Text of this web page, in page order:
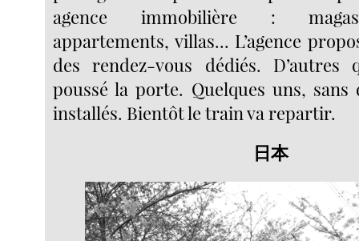
agence immobilière :
appartements, villas... L’agence
des rendez-vous dédiés.
poussé la porte. Quelques uns,
installés. Bientôt le train va repartir.
日本